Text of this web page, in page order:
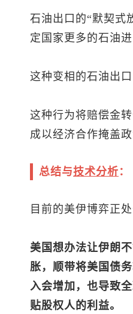
石油出口的“默契式
定国家更多的石油进
这种变相的石油出
这种行为将赔偿金
成以经济合作掩盖
总结与技术分析 ：
目前的美伊博弈正
美国想办法让伊朗
胀，顺带将美国债
入会增加，也导致
贴股权人的利益。